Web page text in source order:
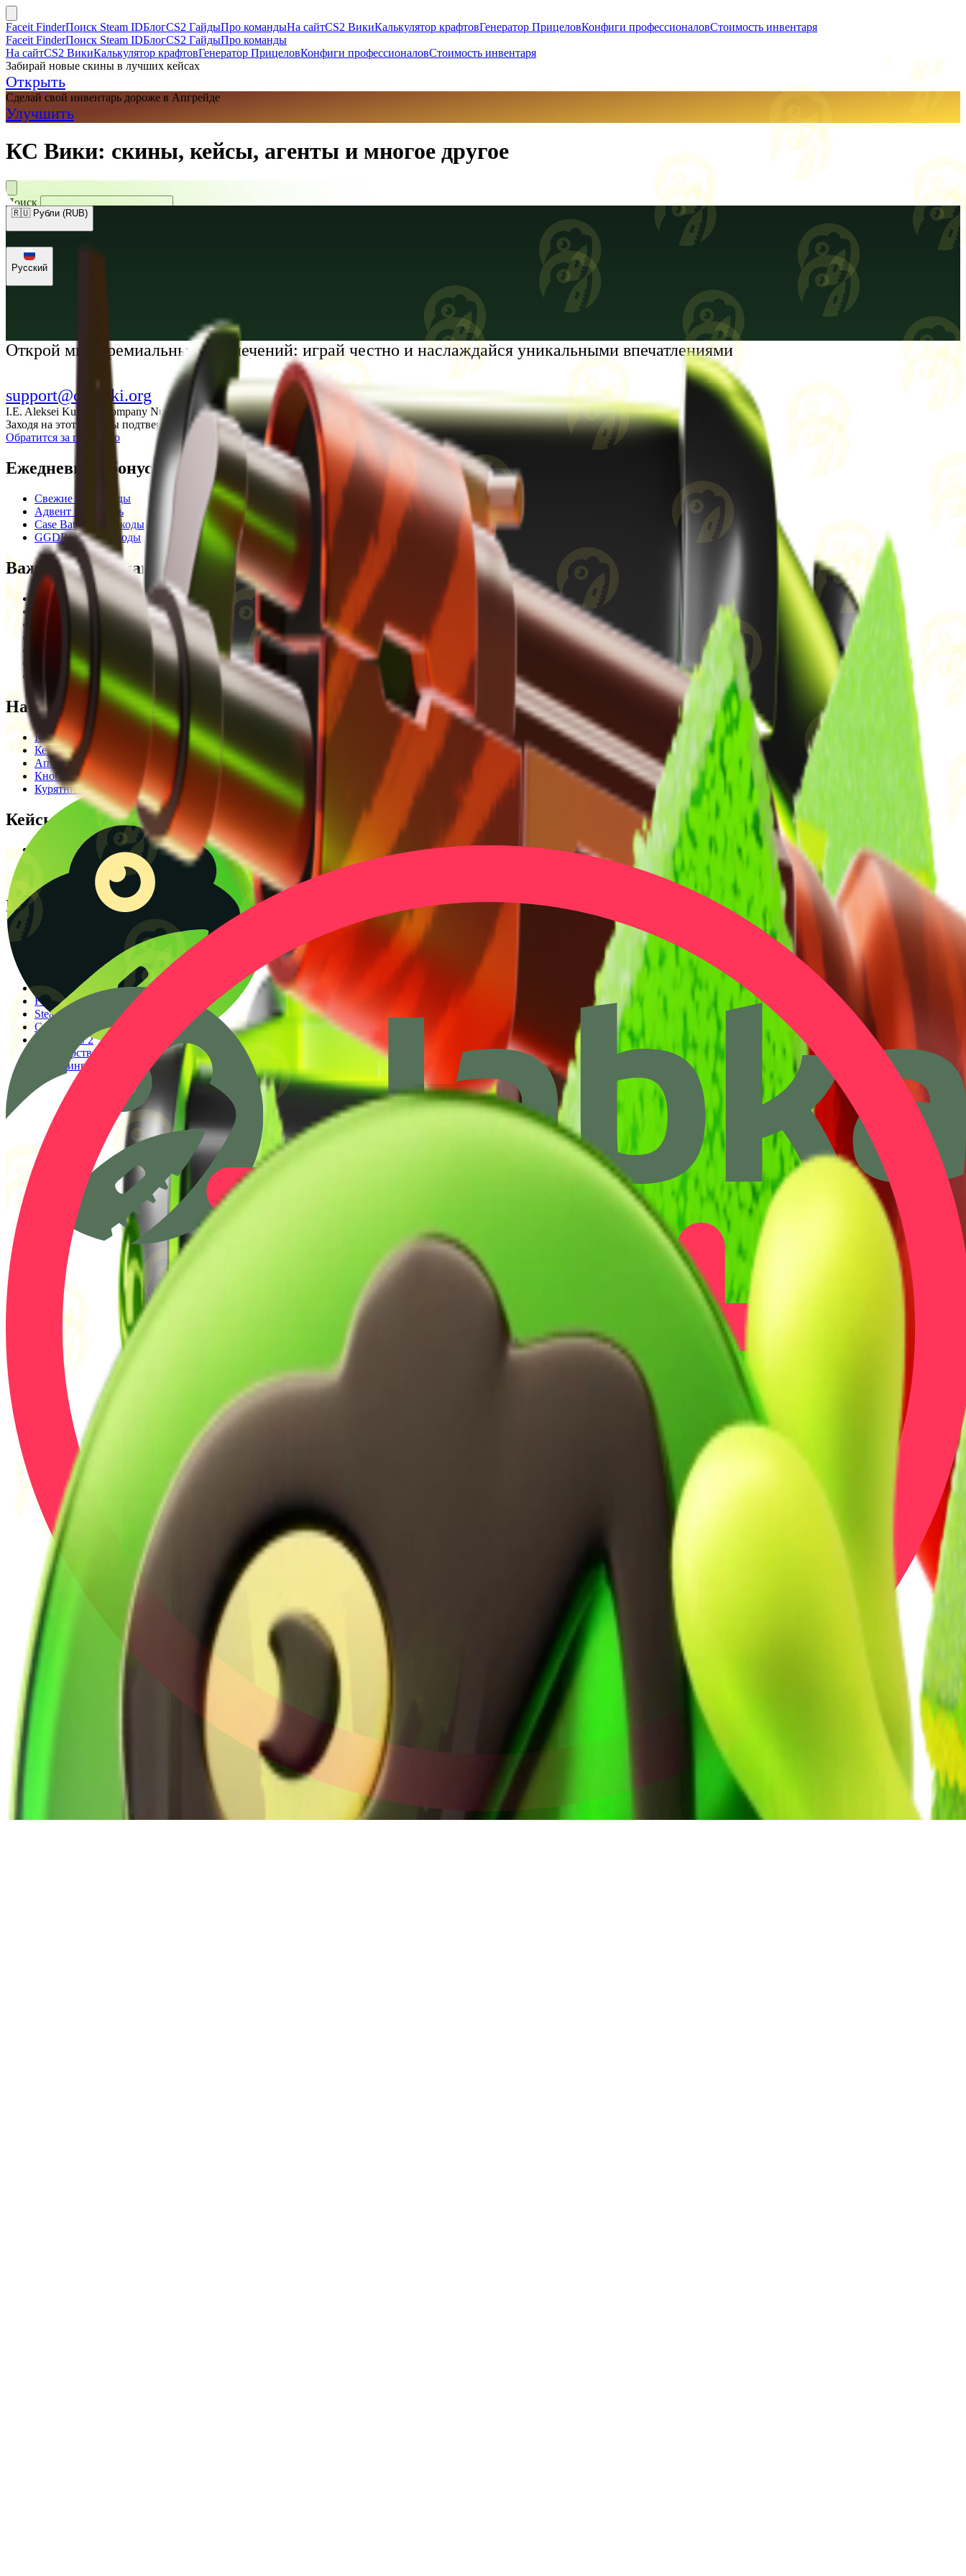
Faceit FinderПоиск Steam IDБлогCS2 ГайдыПро командыНа сайтCS2 ВикиКалькулятор крафтовГенератор ПрицеловКонфиги профессионаловСтоимость инвентаря
Faceit FinderПоиск Steam IDБлогCS2 ГайдыПро команды
На сайтCS2 ВикиКалькулятор крафтовГенератор ПрицеловКонфиги профессионаловСтоимость инвентаря
Забирай новые скины в лучших кейсах
Открыть
Сделай свой инвентарь дороже в Апгрейде
Улучшить
КС Вики: скины, кейсы, агенты и многое другое
Поиск
🇷🇺 Рубли (RUB)
Русский
Открой мир премиальных развлечений: играй честно и наслаждайся уникальными впечатлениями
support@cs-wiki.org
I.E. Aleksei Kurtkin, Company Number 300464601, Georgia, City Batumi, Zhiuli Shartava Avenue, N 32, Apartment N87, Floor N6
Заходя на этот сайт, вы подтверждаете, что вам исполнилось 18 лет. Проблемы с азартными играми?
Обратится за помощью
Ежедневные бонусы
Свежие промокоды
Адвент календарь
Case Battle промокоды
GGDROP промокоды
Важная информация
Пользовательское соглашение
Privacy Policy
Отказ от ответственности
Редакционная политика
Legal Opinion
Контакты
Наши режимы
Кейсы
Кейс батл
Апгрейд
Кнопка
Курятник
Кейсы
Кейсы КС2
Кейсы Раст
Создать КС батл
Полезное
Калькулятор крафтов
Генератор прицелов
Конфиги PRO игроков
Faceit Finder
Steam ID Finder
Стоимость инвентаря Steam
Гайды КС 2
Партнерство
Клиппинг